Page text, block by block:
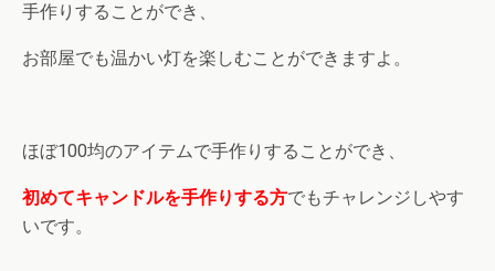
手作りすることができ、
お部屋でも温かい灯を楽しむことができますよ。
ほぼ100均のアイテムで手作りすることができ、
初めてキャンドルを手作りする方でもチャレンジしやす
いです。